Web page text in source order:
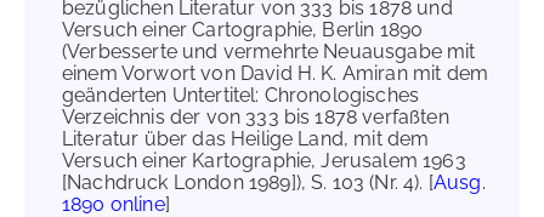
bezüglichen Literatur von 333 bis 1878 und
Versuch einer Cartographie, Berlin 1890
(Verbesserte und vermehrte Neuausgabe mit
einem Vorwort von David H. K. Amiran mit dem
geänderten Untertitel: Chronologisches
Verzeichnis der von 333 bis 1878 verfaßten
Literatur über das Heilige Land, mit dem
Versuch einer Kartographie, Jerusalem 1963
[Nachdruck London 1989]), S. 103 (Nr. 4). [Ausg.
1890 online]